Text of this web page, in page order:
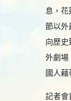
息，花
節以外
向歷史
外劇場
國人
記者會